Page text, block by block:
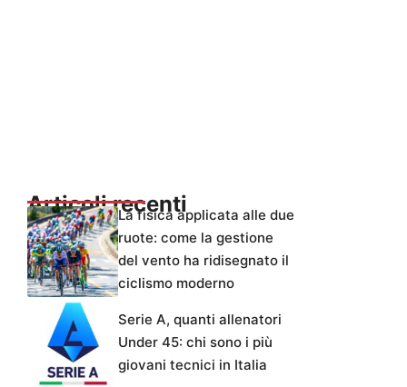
Articoli recentiLa fisica applicata alle due
ruote: come la gestione
del vento ha ridisegnato il
ciclismo moderno
Serie A, quanti allenatori
Under 45: chi sono i più
giovani tecnici in Italia